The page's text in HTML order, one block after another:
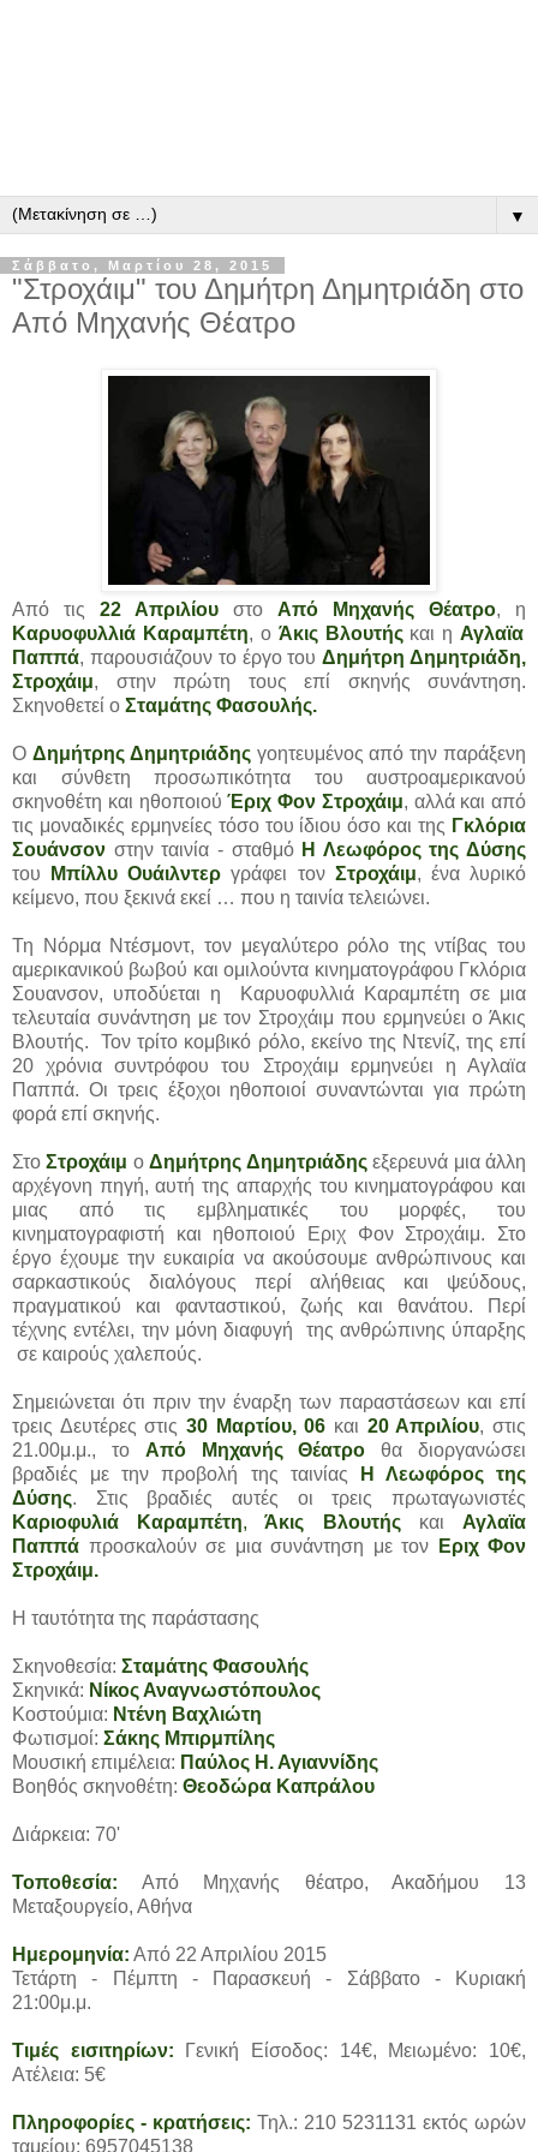
▼
Σάββατο, Μαρτίου 28, 2015
"Στροχάιμ" του Δημήτρη Δημητριάδη στο
Από Μηχανής Θέατρο
Από τις 22 Απριλίου στο Από Μηχανής Θέατρο, η
Καρυοφυλλιά Καραμπέτη, ο Άκις Βλουτής και ηΑγλαϊα
Παππά, παρουσιάζουν το έργο τουΔημήτρη Δημητριάδη,
Στροχάιμ, στην πρώτη τους επί σκηνής συνάντηση.
Σκηνοθετεί ο Σταμάτης Φασουλής.
Ο Δημήτρης Δημητριάδηςγοητευμένος από την παράξενη
και σύνθετη προσωπικότητα του αυστροαμερικανού
σκηνοθέτη και ηθοποιούΈριχ Φον Στροχάιμ, αλλά και από
τις μοναδικές ερμηνείες τόσο του ίδιου όσο και της Γκλόρια
Σουάνσον στην ταινία - σταθμό Η Λεωφόρος της Δύσης
του
Μπίλλυ Ουάιλντερ γράφει τον Στροχάιμ, ένα λυρικό
κείμενο, που ξεκινά εκεί … που η ταινία τελειώνει.
Τη Νόρμα Ντέσμοντ, τον μεγαλύτερο ρόλο της ντίβας του
αμερικανικού βωβού και ομιλούντα κινηματογράφου Γκλόρια
Σουανσον, υποδύεται η Καρυοφυλλιά Καραμπέτη σε μια
τελευταία συνάντηση με τον Στροχάιμ που ερμηνεύει ο Άκις
Βλουτής. Τον τρίτο κομβικό ρόλο, εκείνο της Ντενίζ, της επί
20 χρόνια συντρόφου του Στροχάιμ ερμηνεύει η Αγλαϊα
Παππά. Οι τρεις έξοχοι ηθοποιοί συναντώνται για πρώτη
φορά επί σκηνής.
Στο Στροχάιμ οΔημήτρης Δημητριάδηςεξερευνά μια άλλη
αρχέγονη πηγή, αυτή της απαρχής του κινηματογράφου και
μιας από τις εμβληματικές του μορφές, του
κινηματογραφιστή και ηθοποιού Εριχ Φον Στροχάιμ. Στο
έργο έχουμε την ευκαιρία να ακούσουμε ανθρώπινους και
σαρκαστικούς διαλόγους περί αλήθειας και ψεύδους,
πραγματικού και φανταστικού, ζωής και θανάτου. Περί
τέχνης εντέλει, την μόνη διαφυγή της ανθρώπινης ύπαρξης
σε καιρούς χαλεπούς.
Σημειώνεται ότι πριν την έναρξη των παραστάσεων και επί
τρεις Δευτέρες στις 30 Μαρτίου, 06 και 20 Απριλίου, στις
21.00μ.μ., το Από Μηχανής Θέατρο θα διοργανώσει
βραδιές με την προβολή της ταινίας
Η Λεωφόρος της
Δύσης. Στις βραδιές αυτές οι τρεις πρωταγωνιστές
Καριοφυλιά Καραμπέτη, Άκις Βλουτής καιΑγλαϊα
Παππά προσκαλούν σε μια συνάντηση με τον
Εριχ Φον
Στροχάιμ.
Η ταυτότητα της παράστασης
Σκηνοθεσία: Σταμάτης Φασουλής
Σκηνικά: Νίκος Αναγνωστόπουλος
Κοστούμια: Ντένη Βαχλιώτη
Φωτισμοί: Σάκης Μπιρμπίλης
Μουσική επιμέλεια: Παύλος Η. Αγιαννίδης
Βοηθός σκηνοθέτη: Θεοδώρα Καπράλου
Διάρκεια: 70'
Τοποθεσία: Από Μηχανής θέατρο, Ακαδήμου 13
Μεταξουργείο, Αθήνα
Ημερομηνία: Από 22 Απριλίου 2015
Τετάρτη - Πέμπτη - Παρασκευή - Σάββατο - Κυριακή
21:00μ.μ.
Τιμές εισιτηρίων: Γενική Είσοδος: 14€, Μειωμένο: 10€,
Ατέλεια: 5€
Πληροφορίες - κρατήσεις: Τηλ.: 210 5231131 εκτός ωρών
ταμείου: 6957045138